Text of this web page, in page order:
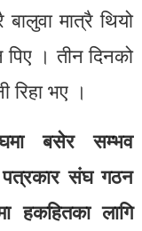
मात्रै थियो
पिए । तीन दिनको
रिहा भए ।
बसेर सम्भव
संघ गठन
हकहितका लागि